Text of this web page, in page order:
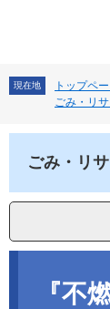
文
現在地 トップペ
ごみ・リ
ごみ・リ
『不